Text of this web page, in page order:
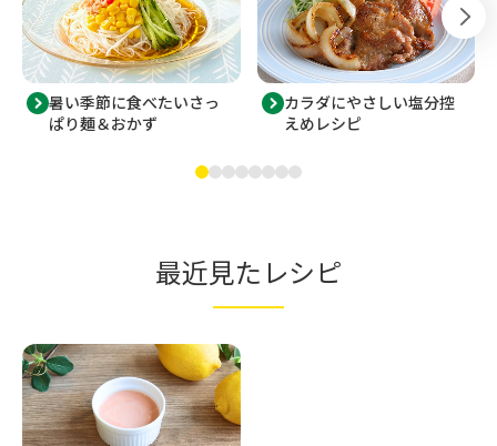
暑い季節に食べたいさっ
ぱり麺＆おかず
カラダにやさしい塩分控
えめレシピ
最近見たレシピ